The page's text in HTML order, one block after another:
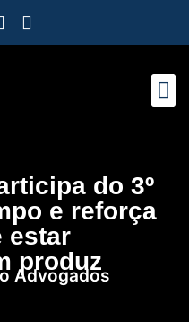
do 3º
e reforça
estar
produz
Advogados